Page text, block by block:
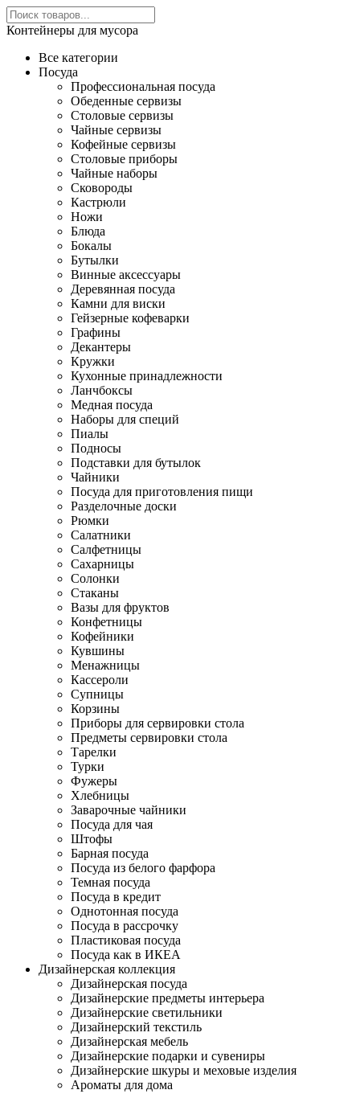
Контейнеры для мусора
Все категории
Посуда
Профессиональная посуда
Обеденные сервизы
Столовые сервизы
Чайные сервизы
Кофейные сервизы
Столовые приборы
Чайные наборы
Сковороды
Кастрюли
Ножи
Блюда
Бокалы
Бутылки
Винные аксессуары
Деревянная посуда
Камни для виски
Гейзерные кофеварки
Графины
Декантеры
Кружки
Кухонные принадлежности
Ланчбоксы
Медная посуда
Наборы для специй
Пиалы
Подносы
Подставки для бутылок
Чайники
Посуда для приготовления пищи
Разделочные доски
Рюмки
Салатники
Салфетницы
Сахарницы
Солонки
Стаканы
Вазы для фруктов
Конфетницы
Кофейники
Кувшины
Менажницы
Кассероли
Супницы
Корзины
Приборы для сервировки стола
Предметы сервировки стола
Тарелки
Турки
Фужеры
Хлебницы
Заварочные чайники
Посуда для чая
Штофы
Барная посуда
Посуда из белого фарфора
Темная посуда
Посуда в кредит
Однотонная посуда
Посуда в рассрочку
Пластиковая посуда
Посуда как в ИКЕА
Дизайнерская коллекция
Дизайнерская посуда
Дизайнерские предметы интерьера
Дизайнерские светильники
Дизайнерский текстиль
Дизайнерская мебель
Дизайнерские подарки и сувениры
Дизайнерские шкуры и меховые изделия
Ароматы для дома